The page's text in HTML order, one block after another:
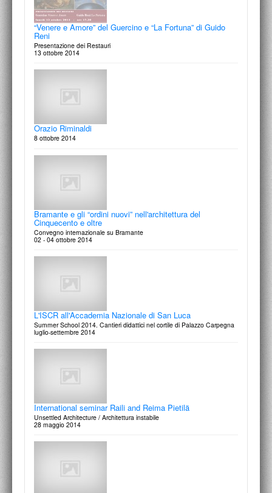
12 ottobre - 28 ottobre 2016
Presentazione del volume (Franco Angeli, Milano 2014)
31 maggio 2016
Vasco Bendini
opere 2000-2013
La casa per tutti
23 maggio 2016
strumento di concezione e di realizzazione
Seminario Internazionale
Per non dimenticare: Sacrari del Novecento in Europa
convegno internazionale
Focalizzando l'ovale. Spazio tra geometria, struttura e percezione visiva
28 ottobre 2015
presentazione al pubblico e l'inaugurazione ufficiale della donazione
27 ottobre 2015
In studio | Pittura - Giulia Napoleone
Visita allo studio di Giulia Napoleone, con Francesco Moschini
La sontuosità musicale barocca (concerto)
1 luglio 2015
Scritti in onore di Maria Andaloro
10 giugno 2015
incontro a cura di Marilena Pasquali
5 giugno 2015
“Venere e Amore” del Guercino e “La Fortuna” di Guido
Reni
Presentazione dei Restauri
13 ottobre 2014
Orazio Riminaldi
8 ottobre 2014
Bramante e gli “ordini nuovi” nell'architettura del
Cinquecento e oltre
Convegno internazionale su Bramante
02 - 04 ottobre 2014
L'ISCR all'Accademia Nazionale di San Luca
Summer School 2014. Cantieri didattici nel cortile di Palazzo Carpegna
luglio-settembre 2014
International seminar Raili and Reima Pietilä
Unsettled Architecture / Architettura instabile
28 maggio 2014